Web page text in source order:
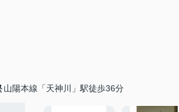
山陽本線「天神川」駅徒歩36分